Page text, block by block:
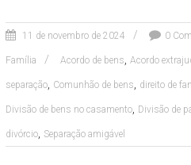
11 de novembro de 2024 0
Família Acordo de bens, Acordo
separação, Comunhão de bens, direito de
Divisão de bens no casamento, Divisão de
divórcio, Separação amigável